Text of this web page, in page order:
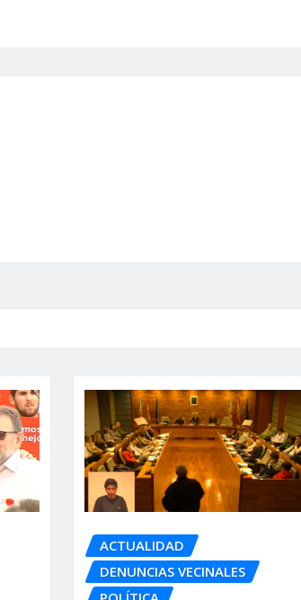
ACTUALIDAD
DENUNCIAS VECINALES